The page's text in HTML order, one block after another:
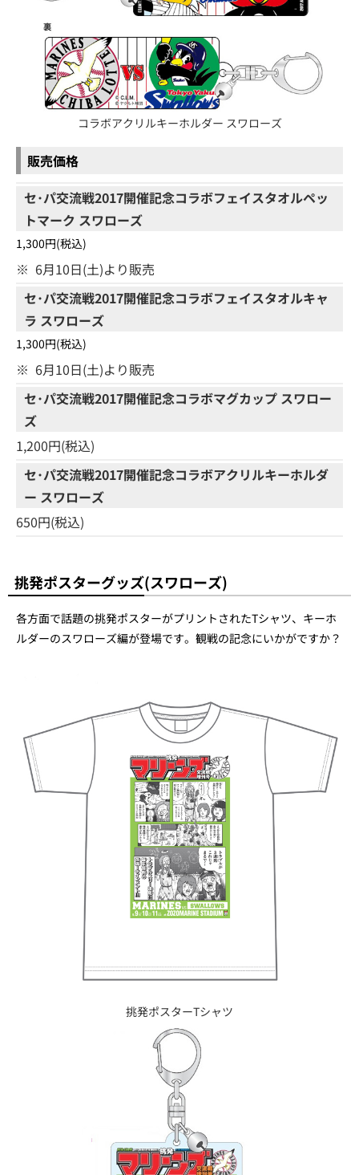
コラボアクリルキーホルダー スワローズ
販売価格
セ･パ交流戦2017開催記念コラボフェイスタオルペッ
トマーク スワローズ
1,300円(税込)
※ 6月10日(土)より販売
セ･パ交流戦2017開催記念コラボフェイスタオルキャ
ラ スワローズ
1,300円(税込)
※ 6月10日(土)より販売
セ･パ交流戦2017開催記念コラボマグカップ スワロー
ズ
1,200円(税込)
セ･パ交流戦2017開催記念コラボアクリルキーホルダ
ー スワローズ
650円(税込)
挑発ポスターグッズ(スワローズ)
各方面で話題の挑発ポスターがプリントされたTシャツ、キーホ
ルダーのスワローズ編が登場です。観戦の記念にいかがですか？
挑発ポスターTシャツ